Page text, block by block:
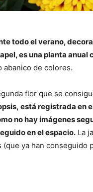
todo el verano,
es una planta anual
abanico de colores.
flor que se
está registrada en
no hay imágenes
en el espacio. La
ya han conseguido